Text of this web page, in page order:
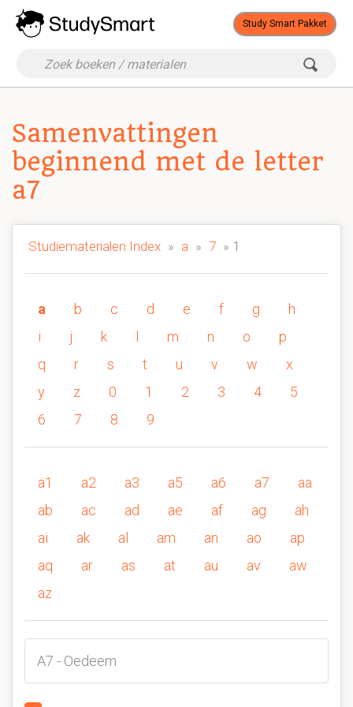
Study Smart Pakket
Samenvattingen
beginnend met de letter
a7
Studiematerialen Index » a » 7 » 1
a b c d e f g
h
i
j k m n o
p
q
r s t u v w
x
y
z 0 1 2 3 4
5
6
7 8 9
a1 a2 a3 a5 a6 a7
aa
ab
ac ad ae af ag
ah
ai
ak al am an ao
ap
aq
ar as at au av
aw
az
A7 - Oedeem